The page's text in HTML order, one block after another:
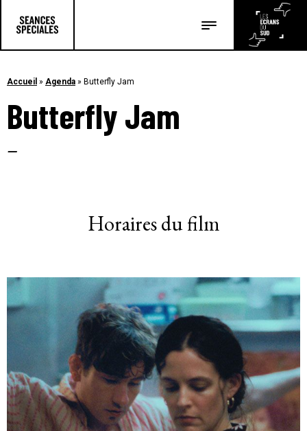
Les articles
Accueil » Agenda » Butterfly Jam
Butterfly Jam
–
Horaires du film